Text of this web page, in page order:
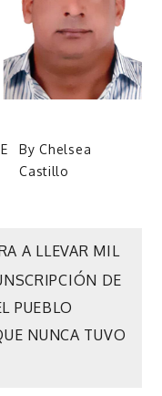
ByChelsea
Castillo
A LLEVAR MIL
DE
PUEBLO
NUNCA TUVO